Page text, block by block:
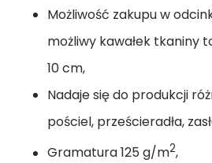
Możliwość zakupu w
możliwy kawałek tkaniny
10 cm,
Nadaje się do produkcji
pościel, prześcieradła,
Gramatura 125 g/m2,